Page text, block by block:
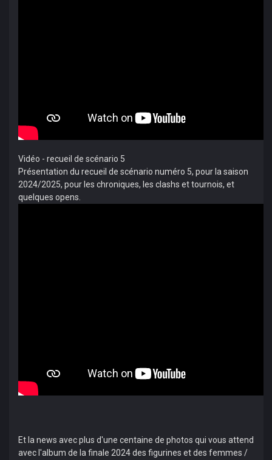
Vidéo - recueil de scénario 5
Présentation du recueil de scénario numéro 5, pour la saison
2024/2025, pour les chroniques, les clashs et tournois, et
quelques opens.
Et la news avec plus d'une centaine de photos qui vous attend
avec l'album de la finale 2024 des figurines et des femmes /